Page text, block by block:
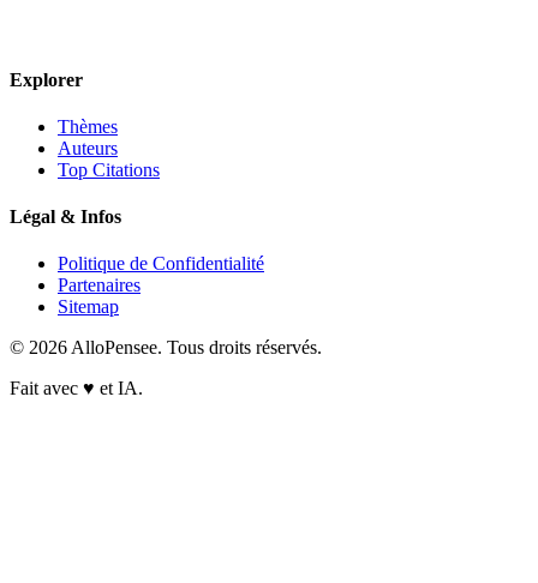
Explorer
Thèmes
Auteurs
Top Citations
Légal & Infos
Politique de Confidentialité
Partenaires
Sitemap
© 2026 AlloPensee. Tous droits réservés.
Fait avec ♥ et IA.